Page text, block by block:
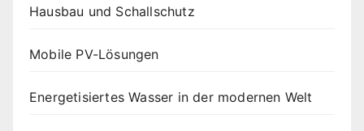
Hausbau und Schallschutz
Mobile PV-Lösungen
Energetisiertes Wasser in der modernen Welt